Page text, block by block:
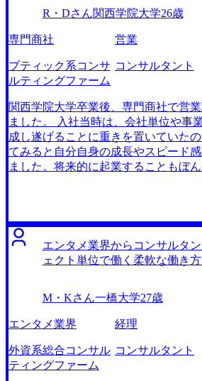
ったので一度話を聞いてみました。
伝えたところ、石井正人さんは面談
かせる求人を10件以上も送ってきてく
談をすぐに設定しました。 業務内容
教えていただき本当に助かりました
で、業界への解像度が一気に上がり
遇面も重要だったので、そういった
れたことが助かりました。例えば、
無、有給取得状況や育休の取りやす
していた以上に細かい情報まで教え
いました。 石井さんは業界知識も豊
しい情報を私が伝えることで、石井
業の情報収集を行えました。 何もは
に情報を共有してくれるので、スト
す。 場数を踏もうと思って企業を多
をいただいたにも関わらず、沢山設
なりました。 転職先は、非常にワー
実していて、年収も高く、今の自分
ームだと思っています。 自分のこれ
ファームから内定をいただけているの
R・Dさん関西学院大学26歳
専門商社 営業
ブティック系コンサ
ルティングファーム
コンサルタント
関西学院大学卒業後、専門商社で営
ました。 入社当時は、会社単位や事
成し遂げることに重きを置いていた
てみると自分自身の成長やスピード
ました。将来的に起業することもぼ
う点で、スタートアップ企業かコン
迷っていました。しかしスタートア
営業職の求人だったので、業務面で
ました。 一方でワンプール制のファ
ド感も楽しめるのかなと考えました
の辺りのどこかに行きたいと伝えたと
学歴だとBig4から内定をもらえる可能
直に言ってくれました。一方で、コ
エンタメ業界からコンサルタ
ェクト単位で働く柔軟な働き
M・Kさん一橋大学27歳
エンタメ業界 経理
外資系総合コンサル
ティングファーム
コンサルタント